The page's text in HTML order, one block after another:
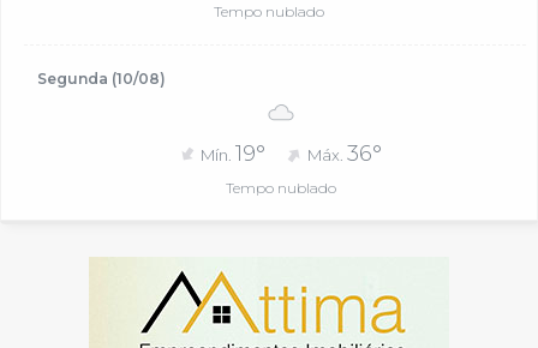
Tempo nublado
Segunda (10/08)
Mín. 19° Máx.36°
Tempo nublado